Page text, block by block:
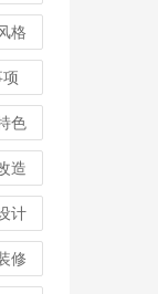
格
色
造
计
修